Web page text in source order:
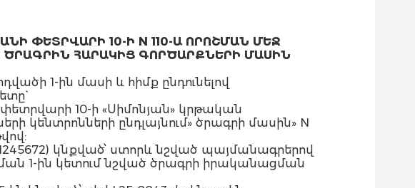
ՓԵՏՐՎԱՐԻ 10-Ի N 110-Ա ՈՐՈՇՄԱՆ ՄԵՋ
ՀԱՐԱԿԻՑ ԳՈՐԾԱՐՔՆԵՐԻ ՄԱՍԻՆ
1-ին մասի և հիմք ընդունելով
10-ի «Սիմոնյան» կրթական
կենտրոնների ընդլայնում» ծրագրի մասին» N
կնքված՝ ստորև նշված պայմանագրերով
1-ին կետում նշված ծրագրի իրականացման